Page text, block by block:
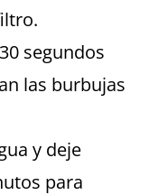
segundos
las burbujas
y deje
para